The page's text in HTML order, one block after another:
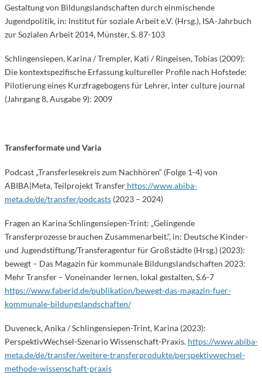
Gestaltung von Bildungslandschaften durch einmischende
Jugendpolitik, in: Institut für soziale Arbeit e.V. (Hrsg.), ISA-Jahrbuch
zur Sozialen Arbeit 2014, Münster, S. 87-103
Schlingensiepen, Karina / Trempler, Kati / Ringeisen, Tobias (2009):
Die kontextspezifische Erfassung kultureller Profile nach Hofstede:
Pilotierung eines Kurzfragebogens für Lehrer, inter culture journal
(Jahrgang 8, Ausgabe 9): 2009
Transferformate und Varia
Podcast „Transferlesekreis zum Nachhören“ (Folge 1-4) von
ABIBA|Meta, Teilprojekt Transferhttps://www.abiba-
meta.de/de/transfer/podcasts(2023 – 2024)
Fragen an Karina Schlingensiepen-Trint: „Gelingende
Transferprozesse brauchen Zusammenarbeit.“, in: Deutsche Kinder-
und Jugendstiftung/Transferagentur für Großstädte (Hrsg.) (2023):
bewegt – Das Magazin für kommunale Bildungslandschaften 2023:
Mehr Transfer – Voneinander lernen, lokal gestalten, S.6-7
https://www.faberid.de/publikation/bewegt-das-magazin-fuer-
kommunale-bildungslandschaften/
Duveneck, Anika / Schlingensiepen-Trint, Karina (2023):
PerspektivWechsel-Szenario Wissenschaft-Praxis. https://www.abiba-
meta.de/de/transfer/weitere-transferprodukte/perspektivwechsel-
methode-wissenschaft-praxis